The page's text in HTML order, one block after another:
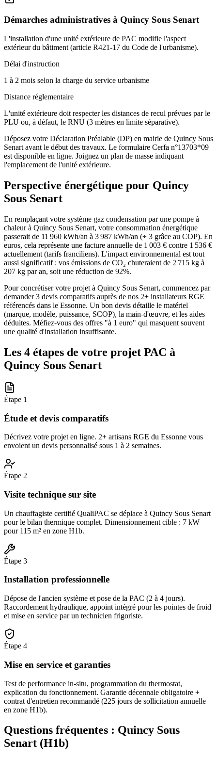
Démarches administratives à Quincy Sous Senart
L'installation d'une unité extérieure de PAC modifie l'aspect
extérieur du bâtiment (article R421-17 du Code de l'urbanisme).
Délai d'instruction
1 à 2 mois selon la charge du service urbanisme
Distance réglementaire
L'unité extérieure doit respecter les distances de recul prévues par le
PLU ou, à défaut, le RNU (3 mètres en limite séparative).
Déposez votre Déclaration Préalable (DP) en mairie de Quincy Sous
Senart avant le début des travaux. Le formulaire Cerfa n°13703*09
est disponible en ligne. Joignez un plan de masse indiquant
l'emplacement de l'unité extérieure.
Perspective énergétique pour Quincy
Sous Senart
En remplaçant votre système gaz condensation par une pompe à
chaleur à Quincy Sous Senart, votre consommation énergétique
passerait de 11 960 kWh/an à 3 987 kWh/an (÷ 3 grâce au COP). En
euros, cela représente une facture annuelle de 1 003 € contre 1 536 €
actuellement (tarifs franciliens). L'impact environnemental est tout
aussi significatif : vos émissions de CO₂ chuteraient de 2 715 kg à
207 kg par an, soit une réduction de 92%.
Pour concrétiser votre projet à Quincy Sous Senart, commencez par
demander 3 devis comparatifs auprès de nos 2+ installateurs RGE
référencés dans le Essonne. Un bon devis détaille le matériel
(marque, modèle, puissance, SCOP), la main-d'œuvre, et les aides
déduites. Méfiez-vous des offres "à 1 euro" qui masquent souvent
une qualité d'installation insuffisante.
Les 4 étapes de votre projet PAC à
Quincy Sous Senart
Étape 1
Étude et devis comparatifs
Décrivez votre projet en ligne. 2+ artisans RGE du Essonne vous
envoient un devis personnalisé sous 1 à 2 semaines.
Étape 2
Visite technique sur site
Un chauffagiste certifié QualiPAC se déplace à Quincy Sous Senart
pour le bilan thermique complet. Dimensionnement cible : 7 kW
pour 115 m² en zone H1b.
Étape 3
Installation professionnelle
Dépose de l'ancien système et pose de la PAC (2 à 4 jours).
Raccordement hydraulique, appoint intégré pour les pointes de froid
et mise en service par un technicien frigoriste.
Étape 4
Mise en service et garanties
Test de performance in-situ, programmation du thermostat,
explication du fonctionnement. Garantie décennale obligatoire +
contrat d'entretien recommandé (225 jours de sollicitation annuelle
en zone H1b).
Questions fréquentes : Quincy Sous
Senart (H1b)